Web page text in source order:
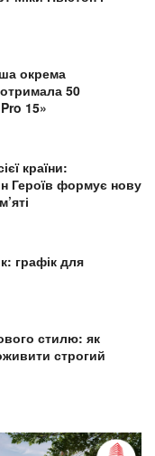
окрема
50
15»
країни:
Героїв формує нову
графік для
стилю: як
строгий